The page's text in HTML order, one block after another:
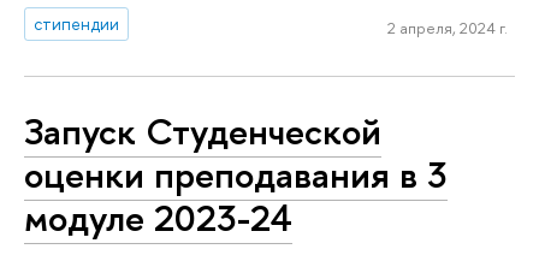
стипендии
2 апреля, 2024 г.
Запуск Студенческой
оценки преподавания в 3
модуле 2023-24